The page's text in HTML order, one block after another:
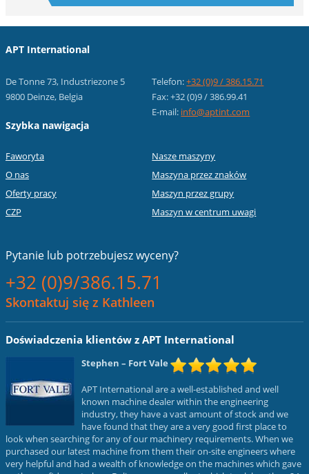
APT International
De Tonne 73, Industriezone 5
9800 Deinze, Belgia
Telefon:+32 (0)9 / 386.15.71
Fax: +32 (0)9 / 386.99.41
E-mail: info@aptint.com
Szybka nawigacja
Faworyta
O nas
Oferty pracy
CZP
Nasze maszyny
Maszyna przez znaków
Maszyn przez grupy
Maszyn w centrum uwagi
Pytanie lub potrzebujesz wyceny?
+32 (0)9/386.15.71
Skontaktuj się z Kathleen
Doświadczenia klientów z APT International
Stephen – Fort Vale
APT International are a well-established and well
known machine dealer within the engineering
industry, they have a vast amount of stock and we
have found that they are a very good first place to
look when searching for any of our machinery requirements. When we
purchased our latest machine from them their on-site engineers where
very helpful and had a wealth of knowledge on the machines which gave